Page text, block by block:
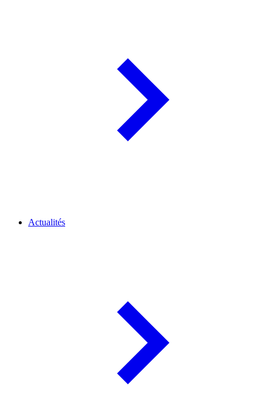
Actualités